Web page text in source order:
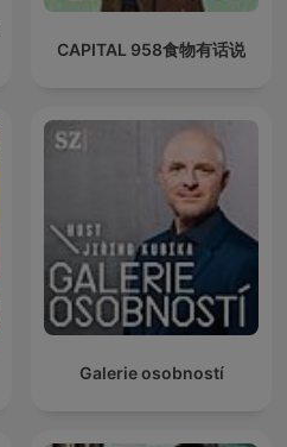
CAPITAL 958食物有话说
Galerie osobností